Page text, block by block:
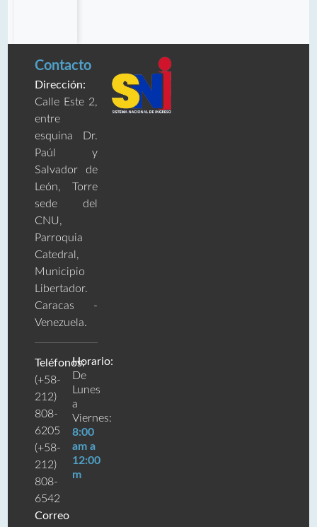
Contacto
Dirección:
Calle Este 2,
entre
esquina Dr.
Paúl y
Salvador de
León, Torre
sede del
CNU,
Parroquia
Catedral,
Municipio
Libertador.
Caracas -
Venezuela.
Teléfonos:
(+58-
212)
808-
6205
(+58-
212)
808-
6542
Correo
Horario:
De
Lunes
a
Viernes:
8:00
am a
12:00
m